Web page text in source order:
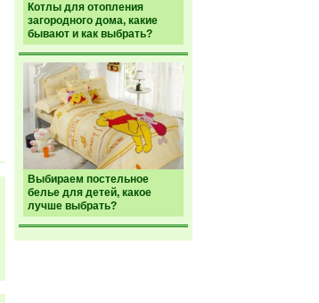
Котлы для отопления
загородного дома, какие
бывают и как выбрать?
Выбираем постельное
белье для детей, какое
лучше выбрать?